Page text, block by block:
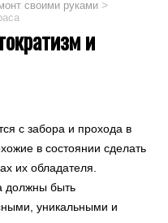
своими руками >
и
с забора и прохода в
в состоянии сделать
их обладателя.
должны быть
уникальными и